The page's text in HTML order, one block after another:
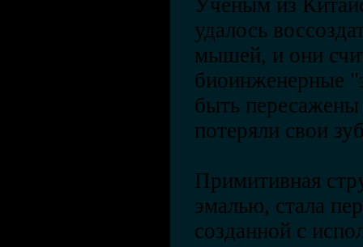
Ученым из
удалось
мышей, и они
биоинженерные
быть
потеряли свои
Примитивная
эмалью, стала
созданной с